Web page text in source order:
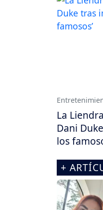
La
Dani
los
+